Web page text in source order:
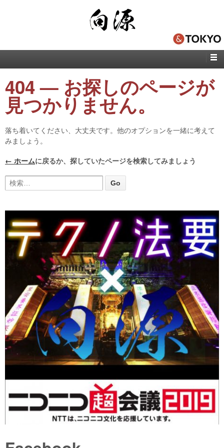
404 — お探しのページが
見つかりません。
落ち着いてください、大丈夫です。他のオプションを一緒に考えて
みましょう。
← ホームに戻るか、探していたページを検索してみましょう
検索: